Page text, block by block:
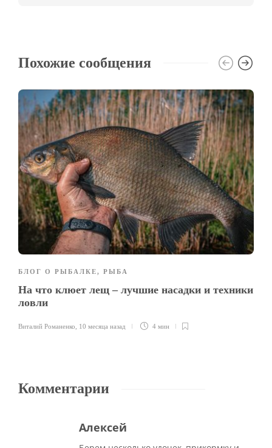
Похожие сообщения
БЛОГ О РЫБАЛКЕ, РЫБА
На что клюет лещ – лучшие насадки и техники
ловли
Виталий Романенко 10 месяца назад 4 мин
Комментарии
Алексей